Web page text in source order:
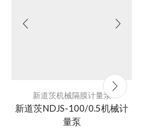
新道茨机械隔膜计量泵
新道茨NDJS-100/0.5机械计
量泵